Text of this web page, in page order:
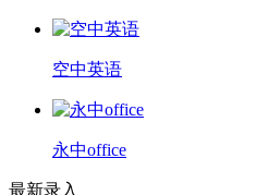
空中英语
永中office
最新录入